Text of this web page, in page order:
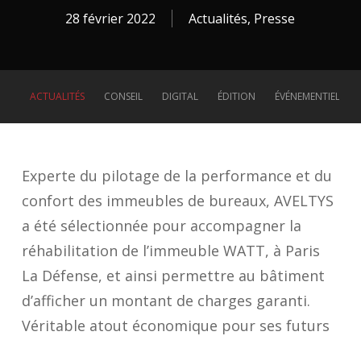
28 février 2022 Actualités, Presse
ACTUALITÉS CONSEIL DIGITAL ÉDITION ÉVÉNEMENTIEL
Experte du pilotage de la performance et du
confort des immeubles de bureaux, AVELTYS
a été sélectionnée pour accompagner la
réhabilitation de l’immeuble WATT, à Paris
La Défense, et ainsi permettre au bâtiment
d’afficher un montant de charges garanti.
Véritable atout économique pour ses futurs